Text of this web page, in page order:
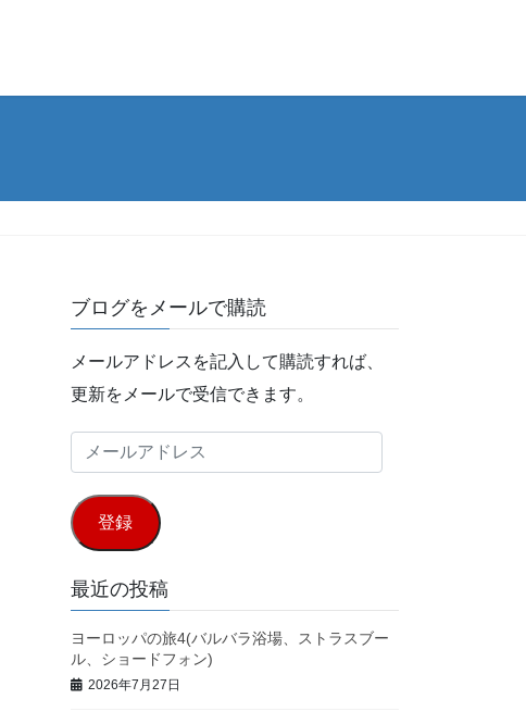
ブログをメールで購読
メールアドレスを記入して購読すれば、
更新をメールで受信できます。
ー
ル
ア
ド
レ
ス
登録
最近の投稿
ヨーロッパの旅4(バルバラ浴場、ストラスブー
ル、ショードフォン)
2026年7月27日